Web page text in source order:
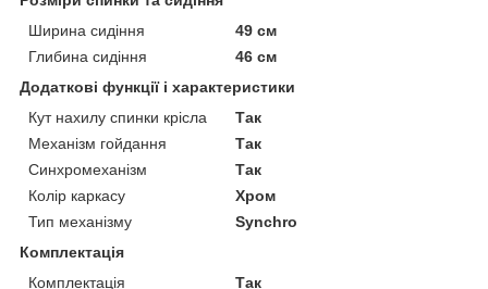
Ширина сидіння
49 см
Глибина сидіння
46 см
Додаткові функції і характеристики
Кут нахилу спинки крісла
Так
Механізм гойдання
Так
Синхромеханізм
Так
Колір каркасу
Хром
Тип механізму
Synchro
Комплектація
Комплектація
Так